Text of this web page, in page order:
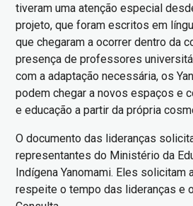
tiveram uma atenção especial
projeto, que foram escritos em
que chegaram a ocorrer dentro da
presença de professores
com a adaptação necessária, os
podem chegar a novos espaços e
e educação a partir da própria
O documento das lideranças
representantes do Ministério da
Indígena Yanomami. Eles solicitam
respeite o tempo das lideranças e